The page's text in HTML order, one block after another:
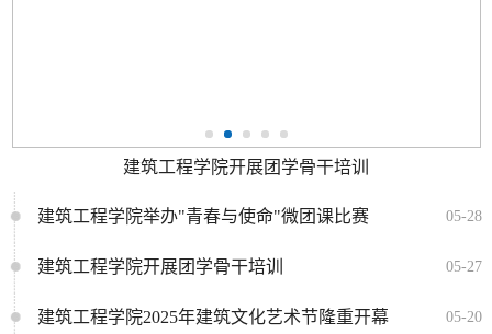
建筑工程学院开展团学骨干培训
05-28
建筑工程学院举办"青春与使命"微团课比赛
05-27
建筑工程学院开展团学骨干培训
05-20
建筑工程学院2025年建筑文化艺术节隆重开幕